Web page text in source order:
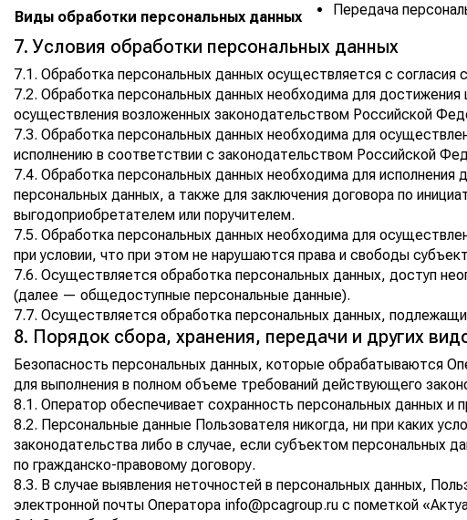
Виды обработки персональных данных Передача
7. Условия обработки персональных данных
7.1. Обработка персональных данных осуществляется с согласия
7.2. Обработка персональных данных необходима для
осуществления возложенных законодательством Российской
7.3. Обработка персональных данных необходима для
исполнению в соответствии с законодательством Российской
7.4. Обработка персональных данных необходима для
персональных данных, а также для заключения договора по
выгодоприобретателем или поручителем.
7.5. Обработка персональных данных необходима для
при условии, что при этом не нарушаются права и свободы
7.6. Осуществляется обработка персональных данных, доступ
(далее — общедоступные персональные данные).
7.7. Осуществляется обработка персональных данных,
8. Порядок сбора, хранения, передачи и других
Безопасность персональных данных, которые обрабатываются
для выполнения в полном объеме требований действующего
8.1. Оператор обеспечивает сохранность персональных данных
8.2. Персональные данные Пользователя никогда, ни при каких
законодательства либо в случае, если субъектом персональных
по гражданско-правовому договору.
8.3. В случае выявления неточностей в персональных данных,
электронной почты Оператора info@pcagroup.ru с пометкой